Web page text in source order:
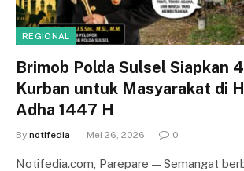
REGIONAL
Brimob Polda Sulsel Siapkan
Kurban untuk Masyarakat di
Adha 1447 H
By notifedia Mei 26, 2026 0
Notifedia.com, Parepare — Semangat